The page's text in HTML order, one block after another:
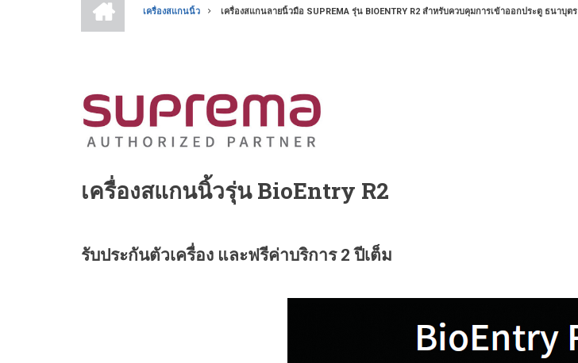
BREADCRUMB
แรก
เครื่องสแกนนิ้ว เครื่องสแกนลายนิ้วมือ SUPREMA รุ่น BIOENTRY R2 สำหรับควบคุมการเข้าออกประตู ธนาบุตร
เครื่องสแกนนิ้วรุ่น BioEntry R2
รับประกันตัวเครื่อง และฟรีค่าบริการ 2 ปีเต็ม